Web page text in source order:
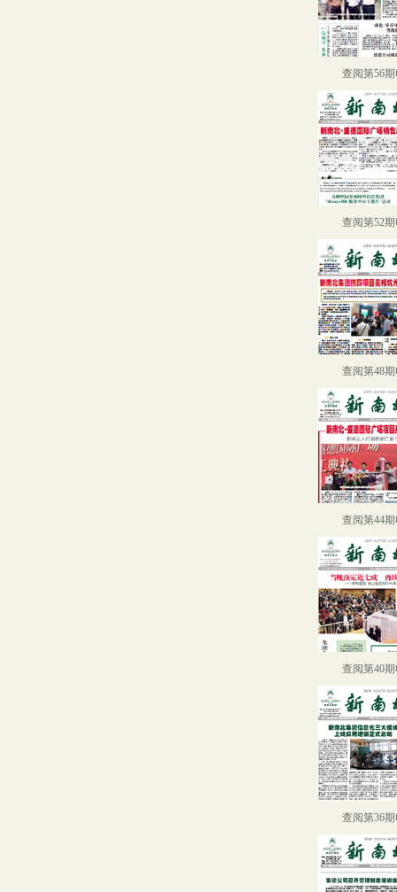
查阅第56
查阅第52
查阅第48
查阅第44
查阅第40
查阅第36